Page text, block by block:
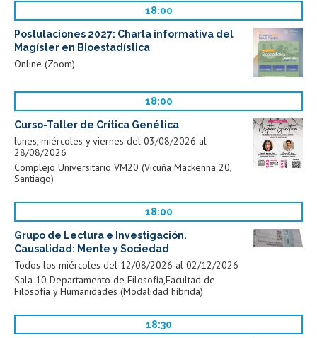
18:00
Postulaciones 2027: Charla informativa del
Magíster en Bioestadística
Online (Zoom)
18:00
Curso-Taller de Crítica Genética
lunes, miércoles y viernes del 03/08/2026 al
28/08/2026
Complejo Universitario VM20 (Vicuña Mackenna 20,
Santiago)
18:00
Grupo de Lectura e Investigación.
Causalidad: Mente y Sociedad
Todos los miércoles del 12/08/2026 al 02/12/2026
Sala 10 Departamento de Filosofía,Facultad de
Filosofía y Humanidades (Modalidad híbrida)
18:30